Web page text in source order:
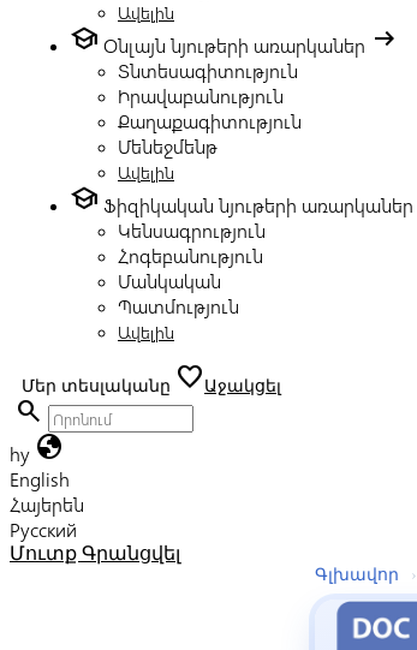
Ավելին
school Օնլայն նյութերի առարկաներ arrow_right_alt
Տնտեսագիտություն
Իրավաբանություն
Քաղաքագիտություն
Մենեջմենթ
Ավելին
school Ֆիզիկական նյութերի առարկաներ
Կենսագրություն
Հոգեբանություն
Մանկական
Պատմություն
Ավելին
Մեր տեսլականը favoriteԱջակցել
search
hy globe
English
Հայերեն
Русский
Մուտք Գրանցվել
Գլխավոր ›